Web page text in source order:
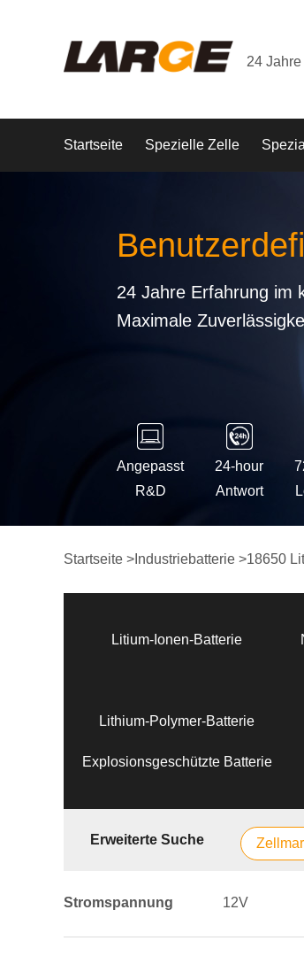
24
Startseite Spezielle Zelle
24 Jahre Erfahrung im
Maximale
Angepasst
R&D
24-hour
Antwort
Startseite > Industriebatterie >18650
Litium-Ionen-Batterie
Lithium-Polymer-Batterie
Explosionsgeschützte Batterie
Erweiterte Suche
Stromspannung 12V